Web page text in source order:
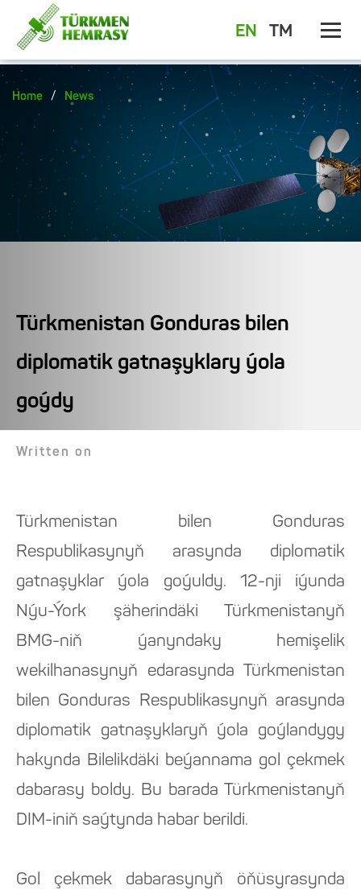
EN TM
Home / News
Türkmenistan Gonduras bilen
diplomatik gatnaşyklary ýola
goýdy
Written on
Türkmenistan bilen Gonduras
Respublikasynyň arasynda diplomatik
gatnaşyklar ýola goýuldy. 12-nji iýunda
Nýu-Ýork şäherindäki Türkmenistanyň
BMG-niň ýanyndaky hemişelik
wekilhanasynyň edarasynda Türkmenistan
bilen Gonduras Respublikasynyň arasynda
diplomatik gatnaşyklaryň ýola goýlandygy
hakynda Bilelikdäki beýannama gol çekmek
dabarasy boldy. Bu barada Türkmenistanyň
DIM-iniň saýtynda habar berildi.
Gol çekmek dabarasynyň öňüsyrasynda